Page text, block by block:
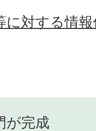
に対する情
が完成